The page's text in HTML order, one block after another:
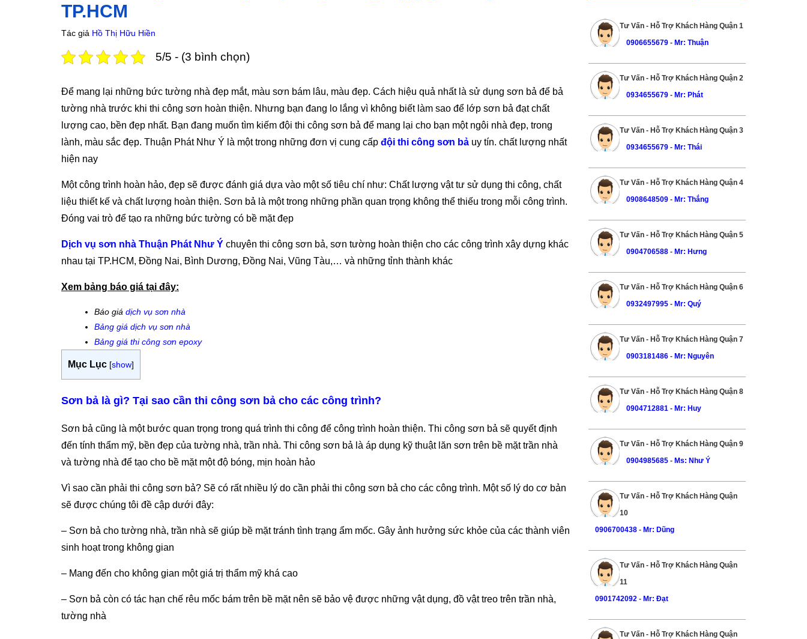
TP.HCM
Tác giả Hồ Thị Hữu Hiền
5/5 - (3 bình chọn)
Để mang lại những bức tường nhà đẹp mắt, màu sơn bám lâu, màu đẹp. Cách hiệu quả nhất là sử dụng sơn bả để bả
tường nhà trước khi thi công sơn hoàn thiện. Nhưng bạn đang lo lắng vì không biết làm sao để lớp sơn bả đạt chất
lượng cao, bền đẹp nhất. Bạn đang muốn tìm kiếm đội thi công sơn bả để mang lại cho bạn một ngôi nhà đẹp, trong
lành, màu sắc đẹp. Thuận Phát Như Ý là một trong những đơn vị cung cấp đội thi công sơn bả uy tín. chất lượng nhất
hiện nay
Một công trình hoàn hảo, đẹp sẽ được đánh giá dựa vào một số tiêu chí như: Chất lượng vật tư sử dụng thi công, chất
liệu thiết kế và chất lượng hoàn thiện. Sơn bả là một trong những phần quan trọng không thể thiếu trong mỗi công trình.
Đóng vai trò để tạo ra những bức tường có bề mặt đẹp
Dịch vụ sơn nhà Thuận Phát Như Ý chuyên thi công sơn bả, sơn tường hoàn thiện cho các công trình xây dựng khác
nhau tại TP.HCM, Đồng Nai, Bình Dương, Đồng Nai, Vũng Tàu,… và những tỉnh thành khác
Xem bảng báo giá tại đây:
Báo giá dịch vụ sơn nhà
Bảng giá dịch vụ sơn nhà
Bảng giá thi công sơn epoxy
Mục Lục [show]
Sơn bả là gì? Tại sao cần thi công sơn bả cho các công trình?
Sơn bả cũng là một bước quan trọng trong quá trình thi công để công trình hoàn thiện. Thi công sơn bả sẽ quyết định
đến tính thẩm mỹ, bền đẹp của tường nhà, trần nhà. Thi công sơn bả là áp dụng kỹ thuật lăn sơn trên bề mặt trần nhà
và tường nhà để tạo cho bề mặt một độ bóng, mịn hoàn hảo
Vì sao cần phải thi công sơn bả? Sẽ có rất nhiều lý do cần phải thi công sơn bả cho các công trình. Một số lý do cơ bản
sẽ được chúng tôi đề cập dưới đây:
– Sơn bả cho tường nhà, trần nhà sẽ giúp bề mặt tránh tình trạng ẩm mốc. Gây ảnh hưởng sức khỏe của các thành viên
sinh hoạt trong không gian
– Mang đến cho không gian một giá trị thẩm mỹ khá cao
– Sơn bả còn có tác hạn chế rêu mốc bám trên bề mặt nên sẽ bảo vệ được những vật dụng, đồ vật treo trên trần nhà,
tường nhà
Tư Vấn - Hỗ Trợ Khách Hàng Quận 1
0906655679 - Mr: Thuận
Tư Vấn - Hỗ Trợ Khách Hàng Quận 2
0934655679 - Mr: Phát
Tư Vấn - Hỗ Trợ Khách Hàng Quận 3
0934655679 - Mr: Thái
Tư Vấn - Hỗ Trợ Khách Hàng Quận 4
0908648509 - Mr: Thắng
Tư Vấn - Hỗ Trợ Khách Hàng Quận 5
0904706588 - Mr: Hưng
Tư Vấn - Hỗ Trợ Khách Hàng Quận 6
0932497995 - Mr: Quý
Tư Vấn - Hỗ Trợ Khách Hàng Quận 7
0903181486 - Mr: Nguyên
Tư Vấn - Hỗ Trợ Khách Hàng Quận 8
0904712881 - Mr: Huy
Tư Vấn - Hỗ Trợ Khách Hàng Quận 9
0904985685 - Ms: Như Ý
Tư Vấn - Hỗ Trợ Khách Hàng Quận
10
0906700438- Mr: Dũng
Tư Vấn - Hỗ Trợ Khách Hàng Quận
11
0901742092 - Mr: Đạt
Tư Vấn - Hỗ Trợ Khách Hàng Quận